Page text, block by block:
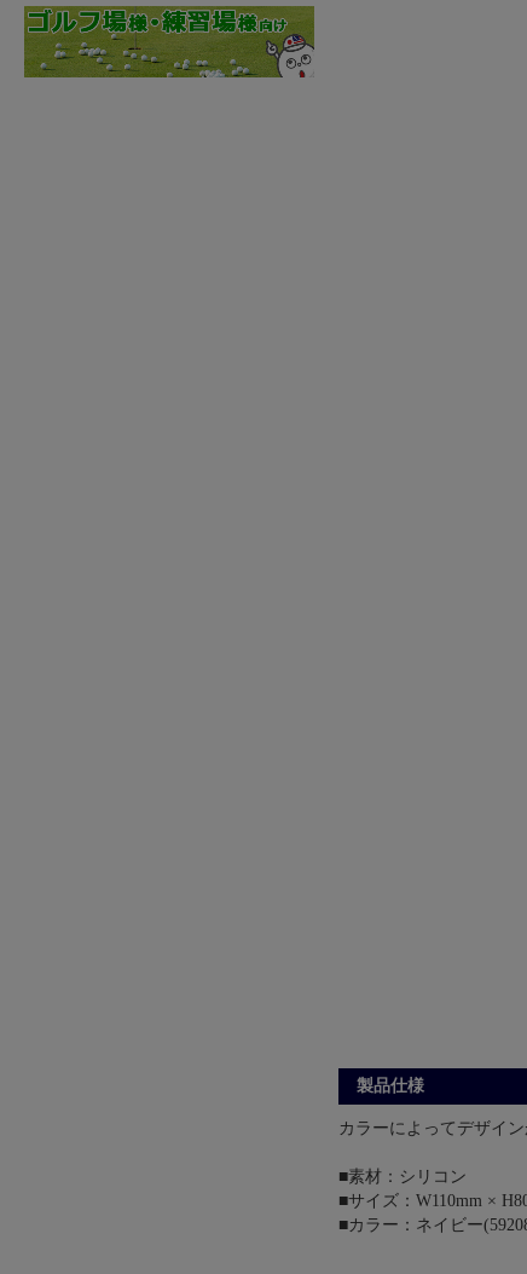
製品仕様
カラーによってデザイ
■素材：シリコン
■サイズ：W110mm ×
■カラー：ネイビー